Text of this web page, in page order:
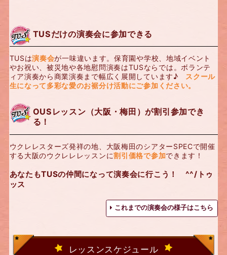
TUSだけの演奏会に参加できる
TUSは演奏会が一味違います。保育園や学校、地域イベント
やお祝い、被災地や各地慰問演奏はTUSならでは。ボランテ
ィア演奏から商業演奏まで幅広く展開しています♪ スクール
生になって多彩な愛のお裾分け活動にご参加ください。
OUSレッスン（大阪・梅田）が割引参加でき
る！
ウクレレスターズ発祥の地、大阪梅田のシアターSPECで開催
する大阪のウクレレレッスンに割引価格で参加できます！
あなたもTUSの仲間になって演奏会に行こう！ ^^/トゥ
ッス
これまでの演奏会の様子はこちら
レッスンスケジュール